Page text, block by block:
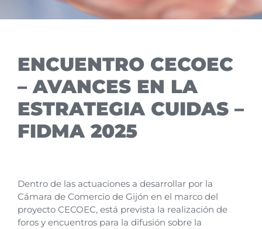
ENCUENTRO CECOEC
– AVANCES EN LA
ESTRATEGIA CUIDAS –
FIDMA 2025
Dentro de las actuaciones a desarrollar por la
Cámara de Comercio de Gijón en el marco del
proyecto CECOEC, está prevista la realización de
foros y encuentros para la difusión sobre la